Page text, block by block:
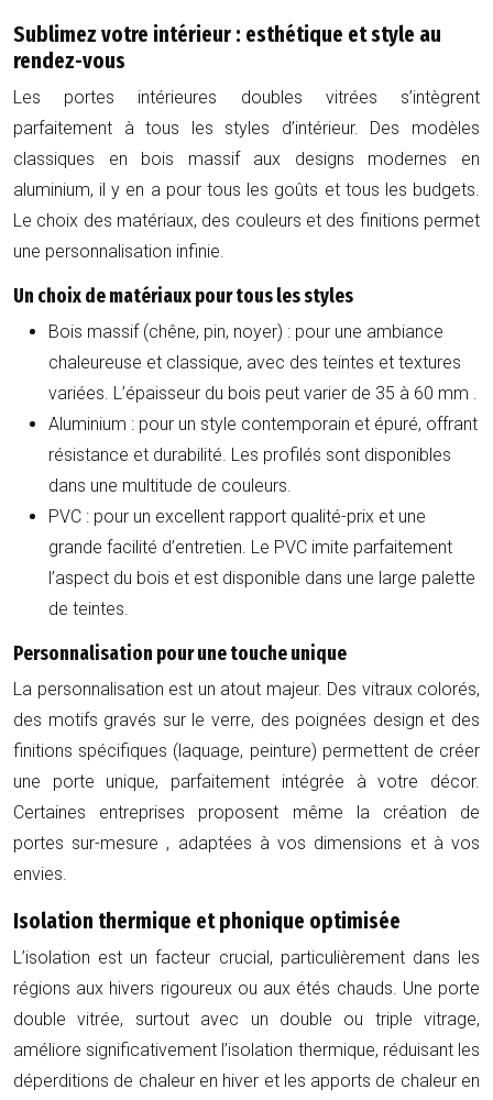
Sublimez votre intérieur : esthétique et style au
rendez-vous
Les portes intérieures doubles vitrées s’intègrent
parfaitement à tous les styles d’intérieur. Des modèles
classiques en bois massif aux designs modernes en
aluminium, il y en a pour tous les goûts et tous les budgets.
Le choix des matériaux, des couleurs et des finitions permet
une personnalisation infinie.
Un choix de matériaux pour tous les styles
Bois massif (chêne, pin, noyer) : pour une ambiance
chaleureuse et classique, avec des teintes et textures
variées. L’épaisseur du bois peut varier de 35 à 60 mm .
Aluminium : pour un style contemporain et épuré, offrant
résistance et durabilité. Les profilés sont disponibles
dans une multitude de couleurs.
PVC : pour un excellent rapport qualité-prix et une
grande facilité d’entretien. Le PVC imite parfaitement
l’aspect du bois et est disponible dans une large palette
de teintes.
Personnalisation pour une touche unique
La personnalisation est un atout majeur. Des vitraux colorés,
des motifs gravés sur le verre, des poignées design et des
finitions spécifiques (laquage, peinture) permettent de créer
une porte unique, parfaitement intégrée à votre décor.
Certaines entreprises proposent même la création de
portes sur-mesure , adaptées à vos dimensions et à vos
envies.
Isolation thermique et phonique optimisée
L’isolation est un facteur crucial, particulièrement dans les
régions aux hivers rigoureux ou aux étés chauds. Une porte
double vitrée, surtout avec un double ou triple vitrage,
améliore significativement l’isolation thermique, réduisant les
déperditions de chaleur en hiver et les apports de chaleur en